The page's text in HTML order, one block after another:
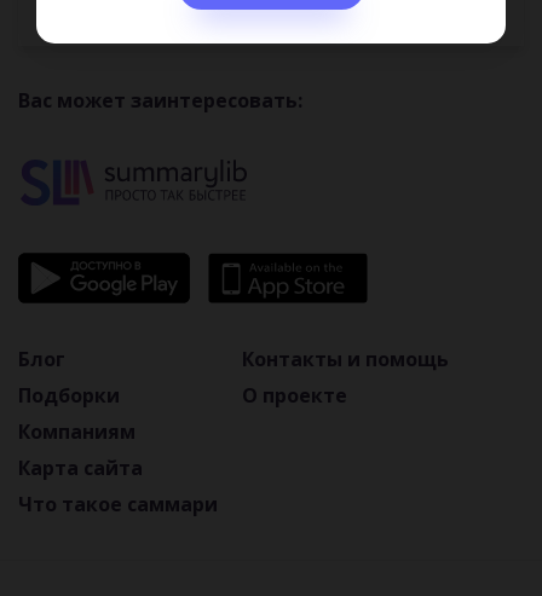
Вас может заинтересовать:
Блог
Подборки
Компаниям
Карта сайта
Что такое саммари
Контакты и помощь
О проекте